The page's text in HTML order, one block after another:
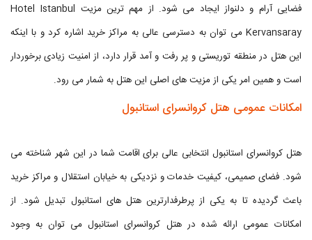
فضایی آرام و دلنواز ایجاد می شود. از مهم ترین مزیت Hotel Istanbul
Kervansaray می توان به دسترسی عالی به مراکز خرید اشاره کرد و با اینکه
این هتل در منطقه توریستی و پر رفت و آمد قرار دارد، از امنیت زیادی برخوردار
است و همین امر یکی از مزیت های اصلی این هتل به شمار می رود.
امکانات عمومی هتل کروانسرای استانبول
هتل کروانسرای استانبول انتخابی عالی برای اقامت شما در این شهر شناخته می
شود. فضای صمیمی، کیفیت خدمات و نزدیکی به خیابان استقلال و مراکز خرید
باعث گردیده تا به یکی از پرطرفدارترین هتل های استانبول تبدیل شود. از
امکانات عمومی ارائه شده در هتل کروانسرای استانبول می توان به وجود